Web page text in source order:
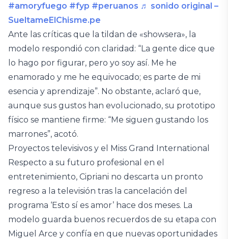
#amoryfuego #fyp #peruanos ♬ sonido original –
SueltameElChisme.pe
Ante las críticas que la tildan de «showsera», la
modelo respondió con claridad: “La gente dice que
lo hago por figurar, pero yo soy así. Me he
enamorado y me he equivocado; es parte de mi
esencia y aprendizaje”. No obstante, aclaró que,
aunque sus gustos han evolucionado, su prototipo
físico se mantiene firme: “Me siguen gustando los
marrones”, acotó.
Proyectos televisivos y el Miss Grand International
Respecto a su futuro profesional en el
entretenimiento, Cipriani no descarta un pronto
regreso a la televisión tras la cancelación del
programa ‘Esto sí es amor’ hace dos meses. La
modelo guarda buenos recuerdos de su etapa con
Miguel Arce y confía en que nuevas oportunidades